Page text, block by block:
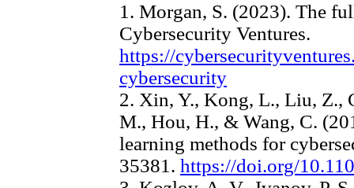
1. Morgan, S. (2023). The
Cybersecurity Ventures.
https://
cybersecurity
2. Xin, Y., Kong, L., Liu, Z.,
M., Hou, H., & Wang, C.
learning methods for
35381. https://doi.org/